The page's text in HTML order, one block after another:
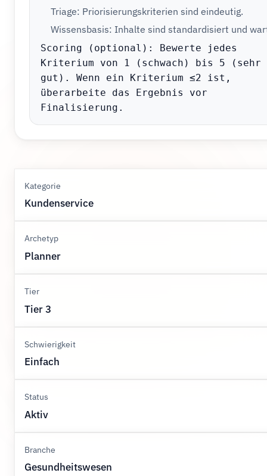
Triage: Priorisierungskriterien sind eindeutig.
Wissensbasis: Inhalte sind standardisiert und
Scoring (optional): Bewerte jedes
Kriterium von 1 (schwach) bis 5 (sehr
gut). Wenn ein Kriterium ≤2 ist,
überarbeite das Ergebnis vor
Finalisierung.
Kategorie
Kundenservice
Archetyp
Planner
Tier
Tier 3
Schwierigkeit
Einfach
Status
Aktiv
Branche
Gesundheitswesen